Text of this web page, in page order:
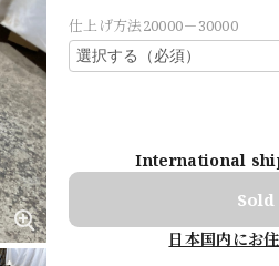
仕上げ方法20000－30000
International
日本国内にお